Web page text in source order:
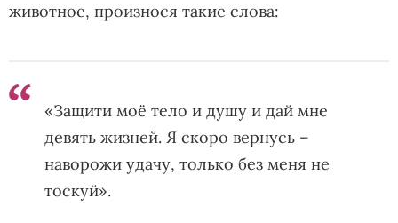
животное, произнося такие слова:
«Защити моё тело и душу и дай мне
девять жизней. Я скоро вернусь –
наворожи удачу, только без меня не
тоскуй».